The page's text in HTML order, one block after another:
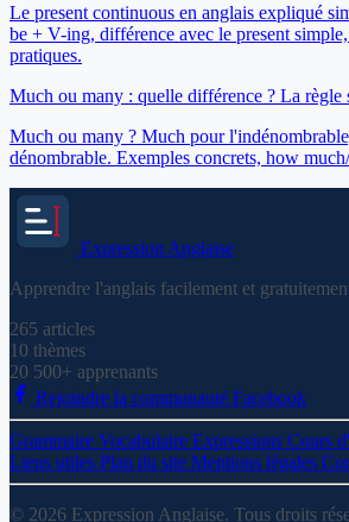
Le present continuous en anglais expliqué
be + V-ing, différence avec le present
pratiques.
Much ou many : quelle différence ? La règle
Much ou many ? Much pour
dénombrable. Exemples concrets, how
Expression Anglaise
Apprendre l'anglais facilement et
265 articles
10 thèmes
20 500+ apprenants
Rejoindre la communauté Facebook
Grammaire Vocabulaire Expressions Cours
Liens utiles Plan du site Mentions légales
© 2026 Expression Anglaise. Tous droits